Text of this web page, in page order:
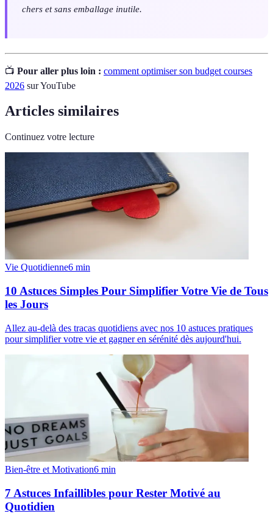
chers et sans emballage inutile.
📺 Pour aller plus loin : comment optimiser son budget courses
2026 sur YouTube
Articles similaires
Continuez votre lecture
Vie Quotidienne6 min
10 Astuces Simples Pour Simplifier Votre Vie de Tous
les Jours
Allez au-delà des tracas quotidiens avec nos 10 astuces pratiques
pour simplifier votre vie et gagner en sérénité dès aujourd'hui.
Bien-être et Motivation6 min
7 Astuces Infaillibles pour Rester Motivé au
Quotidien